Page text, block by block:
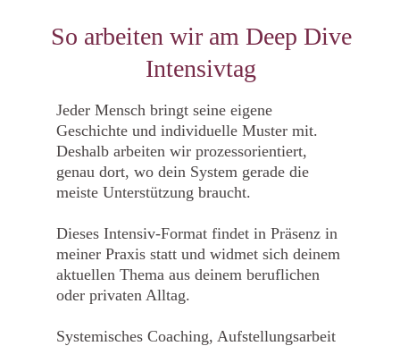
So arbeiten wir am Deep Dive
Intensivtag
Jeder Mensch bringt seine eigene
Geschichte und individuelle Muster mit.
Deshalb arbeiten wir prozessorientiert,
genau dort, wo dein System gerade die
meiste Unterstützung braucht.
Dieses Intensiv-Format findet in Präsenz in
meiner Praxis statt und widmet sich deinem
aktuellen Thema aus deinem beruflichen
oder privaten Alltag.
Systemisches Coaching, Aufstellungsarbeit